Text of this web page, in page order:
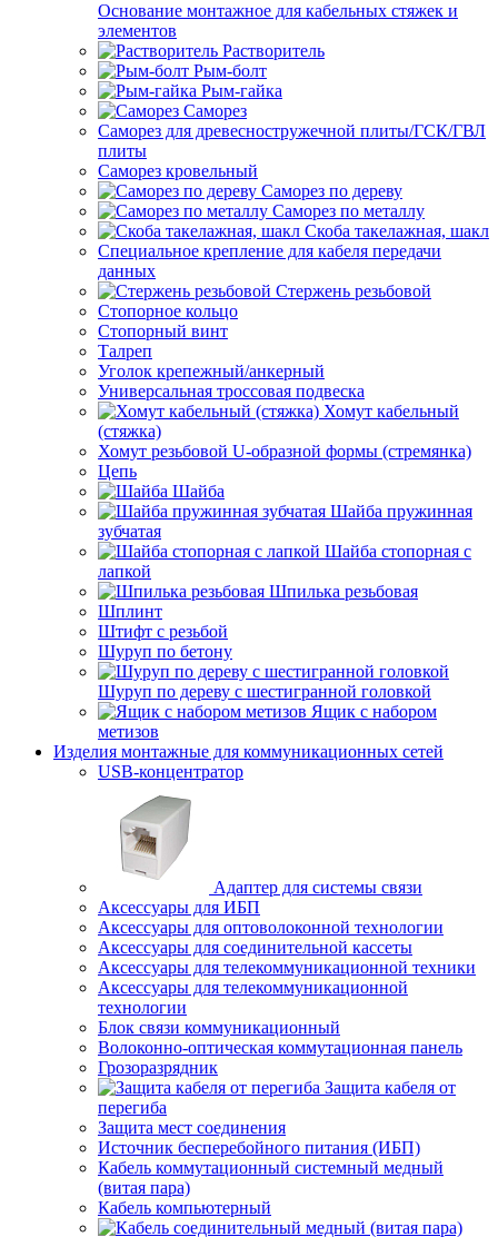
Основание монтажное для кабельных стяжек и
элементов
Растворитель
Рым-болт
Рым-гайка
Саморез
Саморез для древесностружечной плиты/ГСК/ГВЛ
плиты
Саморез кровельный
Саморез по дереву
Саморез по металлу
Скоба такелажная, шакл
Специальное крепление для кабеля передачи
данных
Стержень резьбовой
Стопорное кольцо
Стопорный винт
Талреп
Уголок крепежный/анкерный
Универсальная троссовая подвеска
Хомут кабельный
(стяжка)
Хомут резьбовой U-образной формы (стремянка)
Цепь
Шайба
Шайба пружинная
зубчатая
Шайба стопорная с
лапкой
Шпилька резьбовая
Шплинт
Штифт с резьбой
Шуруп по бетону
Шуруп по дереву с шестигранной головкой
Ящик с набором
метизов
Изделия монтажные для коммуникационных сетей
USB-концентратор
Адаптер для системы связи
Аксессуары для ИБП
Аксессуары для оптоволоконной технологии
Аксессуары для соединительной кассеты
Аксессуары для телекоммуникационной техники
Аксессуары для телекоммуникационной
технологии
Блок связи коммуникационный
Волоконно-оптическая коммутационная панель
Грозоразрядник
Защита кабеля от
перегиба
Защита мест соединения
Источник бесперебойного питания (ИБП)
Кабель коммутационный системный медный
(витая пара)
Кабель компьютерный